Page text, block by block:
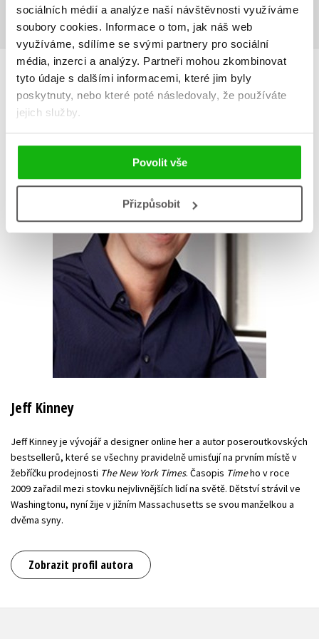
sociálních médií a analýze naší návštěvnosti využíváme
soubory cookies. Informace o tom, jak náš web
využíváme, sdílíme se svými partnery pro sociální
média, inzerci a analýzy. Partneři mohou zkombinovat
tyto údaje s dalšími informacemi, které jim byly
poskytnuty, nebo které poté následovaly, že používáte
jejich služby.
Povolit vše
Přizpůsobit
Přihlásit
AUTOR KNIHY
Jeff Kinney
Jeff Kinney je vývojář a designer online her a autor poseroutkovských
bestsellerů, které se všechny pravidelně umisťují na prvním místě v
žebříčku prodejnosti The New York Times. Časopis Timeho v roce
2009 zařadil mezi stovku nejvlivnějších lidí na světě. Dětství strávil ve
Washingtonu, nyní žije v jižním Massachusetts se svou manželkou a
dvěma syny.
Zobrazit profil autora